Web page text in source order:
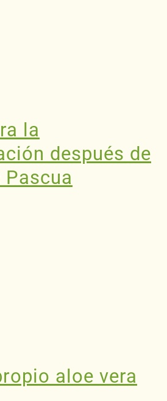
la
después de
aloe vera